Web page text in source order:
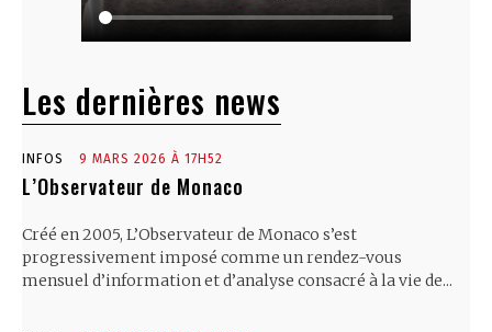
Les dernières news
INFOS 9 MARS 2026 À 17H52
L’Observateur de Monaco
Créé en 2005, L’Observateur de Monaco s’est
progressivement imposé comme un rendez-vous
mensuel d’information et d’analyse consacré à la vie de...